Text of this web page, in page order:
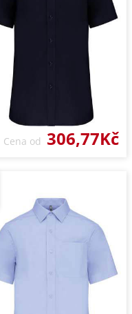
Cena od 306,77Kč